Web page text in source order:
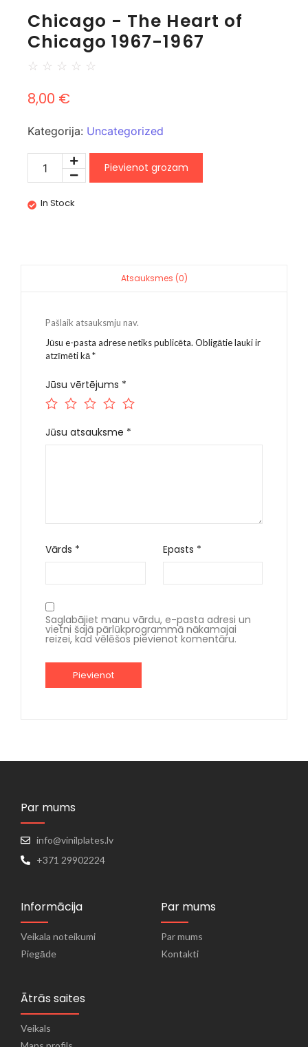
Chicago - The Heart of
Chicago 1967-1967
☆ ☆ ☆ ☆ ☆
8,00 €
Kategorija: Uncategorized
Pievienot grozam
In Stock
Atsauksmes (0)
Pašlaik atsauksmju nav.
Jūsu e-pasta adrese netiks publicēta. Obligātie lauki ir
atzīmēti kā*
Jūsu vērtējums *
Jūsu atsauksme *
Vārds * Epasts *
Saglabājiet manu vārdu, e-pasta adresi un
vietni šajā pārlūkprogrammā nākamajai
reizei, kad vēlēšos pievienot komentāru.
Par mums
info@vinilplates.lv
+371 29902224
Informācija
Veikala noteikumi
Piegāde
Par mums
Par mums
Kontakti
Ātrās saites
Veikals